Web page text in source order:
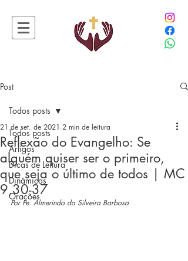
Post
Todos posts
Artigos
Dicas de Leitura
Dinâmicas
Orações
Todos posts
Reflexão do Evangelho: Se
alguém quiser ser o primeiro,
que seja o último de todos | MC
9,30-37
21 de set. de 2021 2 min de leitura
Por Pe. Almerindo da Silveira Barbosa